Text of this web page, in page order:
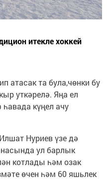
итекле хоккей
атасак та була,чөнки бу
уткәрелә. Яңа ел
күңел ачу
Нуриев үзе дә
ул барлык
котлады һәм озак
өчен һәм 60 яшьлек